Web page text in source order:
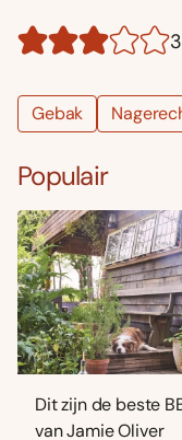
Gebak
Populair
Dit zijn de beste
van Jamie Oliver